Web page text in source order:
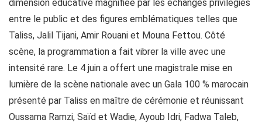
dimension éducative magnifiée par les échanges privilégiés
entre le public et des figures emblématiques telles que
Taliss, Jalil Tijani, Amir Rouani et Mouna Fettou. Côté
scène, la programmation a fait vibrer la ville avec une
intensité rare. Le 4 juin a offert une magistrale mise en
lumière de la scène nationale avec un Gala 100 % marocain
présenté par Taliss en maître de cérémonie et réunissant
Oussama Ramzi, Saïd et Wadie, Ayoub Idri, Fadwa Taleb,